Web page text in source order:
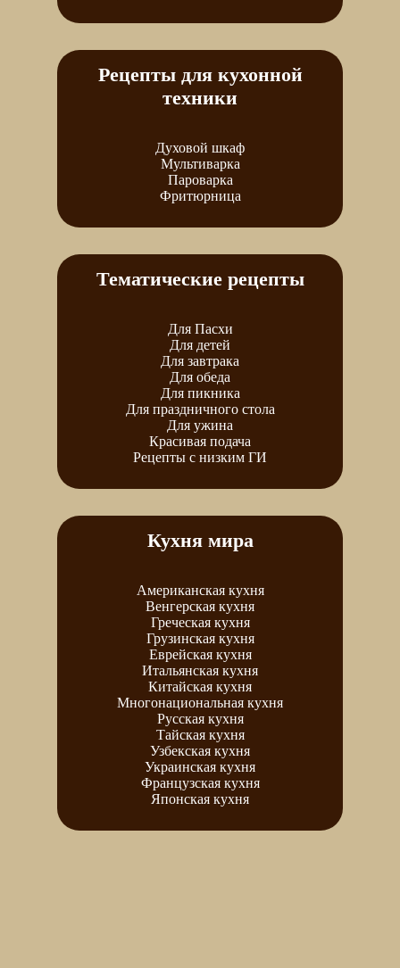
Рецепты для кухонной
техники
Духовой шкаф
Мультиварка
Пароварка
Фритюрница
Тематические рецепты
Для Пасхи
Для детей
Для завтрака
Для обеда
Для пикника
Для праздничного стола
Для ужина
Красивая подача
Рецепты с низким ГИ
Кухня мира
Американская кухня
Венгерская кухня
Греческая кухня
Грузинская кухня
Еврейская кухня
Итальянская кухня
Китайская кухня
Многонациональная кухня
Русская кухня
Тайская кухня
Узбекская кухня
Украинская кухня
Французская кухня
Японская кухня